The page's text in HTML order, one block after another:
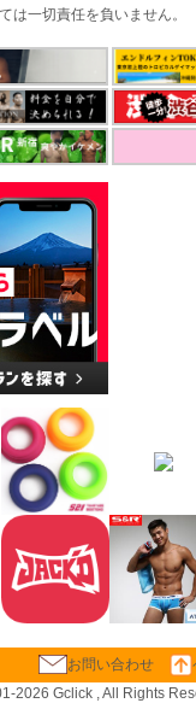
は一切責任を負いません。
お問い合わせ
2026 Gclick , All Rights